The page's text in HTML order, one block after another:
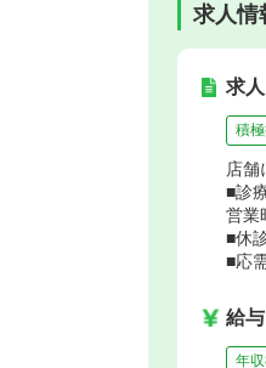
求人情
求
積
店舗
■診
営業
■休
■応
給与
年